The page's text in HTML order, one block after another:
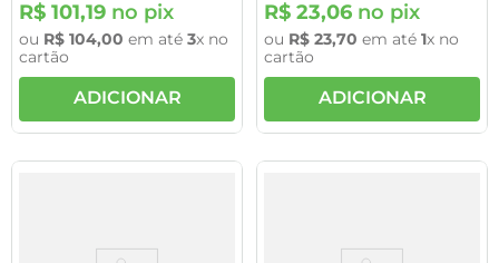
R$ 101,19 no pix
ou R$ 104,00 em até 3x no
cartão
ADICIONAR
R$ 23,06 no pix
ou R$ 23,70 em até 1x no
cartão
ADICIONAR